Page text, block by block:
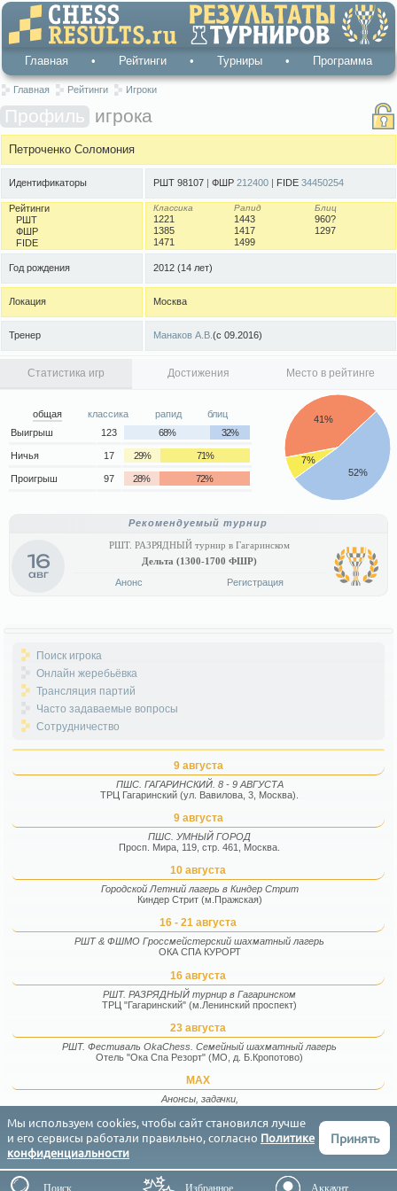
Главная • Рейтинги • Турниры • Программа
Главная Рейтинги Игроки
Профиль игрока
Петроченко Соломония
Идентификаторы РШТ 98107 ФШР 212400 FIDE 34450254
Рейтинги
РШТ
ФШР
FIDE
Классика Рапид Блиц
1221 1443
960?
1385
1417
1297
1471
1499
Год рождения 2012 (14 лет)
Локация Москва
Тренер Манаков А.В. (с 09.2016)
Статистика игр Достижения Место в рейтинге
общая классика рапид
блиц
Выигрыш
123 68% 32%
Ничья 17 29% 71%
Проигрыш 97 28% 72%
7%
41%
52%
Рекомендуемый турнир
16
авг
РШТ. РАЗРЯДНЫЙ турнир в Гагаринском
Дельта (1300-1700 ФШР)
Анонс Регистрация
Поиск игрока
Онлайн жеребьёвка
Трансляция партий
Часто задаваемые вопросы
Сотрудничество
9 августа
ПШС. ГАГАРИНСКИЙ. 8 - 9 АВГУСТА
ТРЦ Гагаринский (ул. Вавилова, 3, Москва).
9 августа
ПШС. УМНЫЙ ГОРОД
Просп. Мира, 119, стр. 461, Москва.
10 августа
Городской Летний лагерь в Киндер Стрит
Киндер Стрит (м.Пражская)
16 - 21 августа
РШТ & ФШМО Гроссмейстерский шахматный лагерь
ОКА СПА КУРОРТ
16 августа
РШТ. РАЗРЯДНЫЙ турнир в Гагаринском
ТРЦ "Гагаринский" (м.Ленинский проспект)
23 августа
РШТ. Фестиваль OkaChess. Семейный шахматный лагерь
Отель "Ока Спа Резорт" (МО, д. Б.Кропотово)
MAX
Анонсы, задачки,
фотографии и факты
Соглашение Конфиденциальность Контакты
English
РШТ (Результаты Шахматных Турниров) © 2015-2026
Поиск Избранное Аккаунт
Мы используем cookies, чтобы сайт становился лучше
и его сервисы работали правильно, согласно Политике
конфиденциальности
Принять